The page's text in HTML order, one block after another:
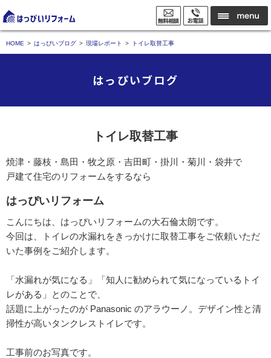
HOME はっぴいブログ 現場レポート トイレ取替工事
はっぴいブログ
トイレ取替工事
焼津・藤枝・島田・牧之原・吉田町・掛川・菊川・袋井で
戸建て住宅のリフォームをするなら
はっぴいリフォーム
こんにちは、はっぴいリフォームの大石倫太朗です。
今回は、トイレの水漏れをきっかけに取替工事をご依頼いただ
いた事例をご紹介します。
「水漏れが気になる」「知人に勧められて気になっているトイ
レがある」とのことで、
話題に上がったのが Panasonic のアラウーノ。デザイン性と清
掃性が高いタンクレストイレです。
工事前のお写真です。